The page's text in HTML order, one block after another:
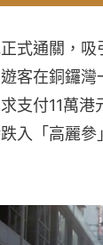
式通關，
客在銅鑼
支付11萬
入「高麗